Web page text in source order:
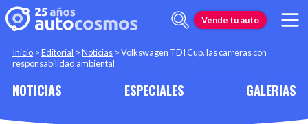
Vende tu auto
Inicio >Editorial >Noticias >Volkswagen TDI Cup, las carreras con
responsabilidad ambiental
NOTICIAS ESPECIALES GALERIAS